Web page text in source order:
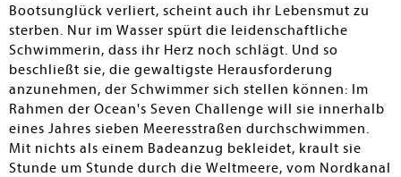
Bootsunglück verliert, scheint auch ihr Lebensmut zu
sterben. Nur im Wasser spürt die leidenschaftliche
Schwimmerin, dass ihr Herz noch schlägt. Und so
beschließt sie, die gewaltigste Herausforderung
anzunehmen, der Schwimmer sich stellen können: Im
Rahmen der Ocean's Seven Challenge will sie innerhalb
eines Jahres sieben Meeresstraßen durchschwimmen.
Mit nichts als einem Badeanzug bekleidet, krault sie
Stunde um Stunde durch die Weltmeere, vom Nordkanal